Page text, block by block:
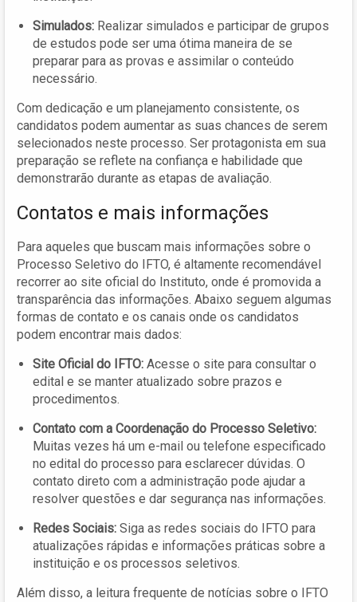
Simulados: Realizar simulados e participar de grupos
de estudos pode ser uma ótima maneira de se
preparar para as provas e assimilar o conteúdo
necessário.
Com dedicação e um planejamento consistente, os
candidatos podem aumentar as suas chances de serem
selecionados neste processo. Ser protagonista em sua
preparação se reflete na confiança e habilidade que
demonstrarão durante as etapas de avaliação.
Contatos e mais informações
Para aqueles que buscam mais informações sobre o
Processo Seletivo do IFTO, é altamente recomendável
recorrer ao site oficial do Instituto, onde é promovida a
transparência das informações. Abaixo seguem algumas
formas de contato e os canais onde os candidatos
podem encontrar mais dados:
Site Oficial do IFTO: Acesse o site para consultar o
edital e se manter atualizado sobre prazos e
procedimentos.
Contato com a Coordenação do Processo Seletivo:
Muitas vezes há um e-mail ou telefone especificado
no edital do processo para esclarecer dúvidas. O
contato direto com a administração pode ajudar a
resolver questões e dar segurança nas informações.
Redes Sociais: Siga as redes sociais do IFTO para
atualizações rápidas e informações práticas sobre a
instituição e os processos seletivos.
Além disso, a leitura frequente de notícias sobre o IFTO